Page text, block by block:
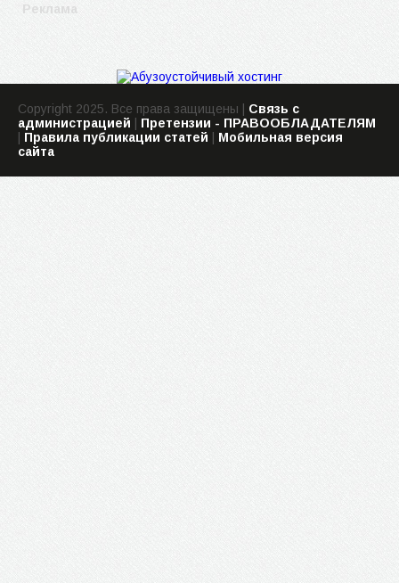
Реклама
Copyright 2025. Все права защищены | Связь с
администрацией
Претензии - ПРАВООБЛАДАТЕЛЯМ
Правила публикации статей
Мобильная версия
сайта